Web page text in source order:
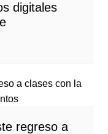
digitales
regreso a